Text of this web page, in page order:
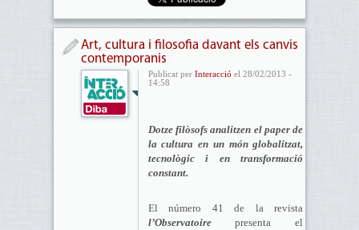
Art, cultura i filosofia davant els canvis
contemporanis
Publicat per Interacció el 28/02/2013 -
14:58
Dotze filòsofs analitzen el paper de
la cultura en un món globalitzat,
tecnològic i en transformació
constant.
El número 41 de la revista
l’Observatoirepresenta el